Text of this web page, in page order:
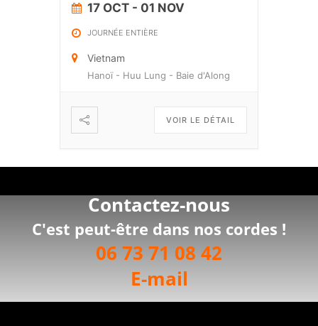
17 OCT - 01 NOV
JOURNÉE ENTIÈRE
Vietnam
Hanoï - Huu Lung - Baie d'Along
VOIR LE DÉTAIL
Contactez-nous
C'est peut-être dans nos cordes !
06 73 71 08 42
E-mail